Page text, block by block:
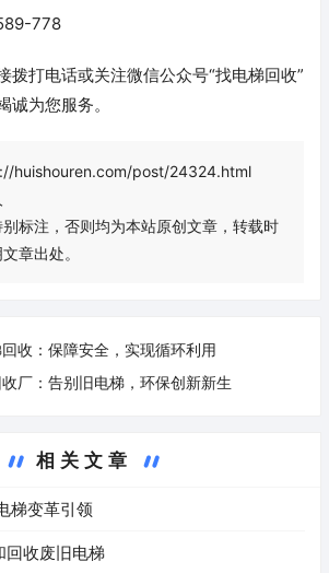
778
拨打电话或关注微信公众号“找电梯回收”
诚为您服务。
huishouren.com/post/24324.html
标注，否则均为本站原创文章，转载时
章出处。
收：保障安全，实现循环利用
厂：告别旧电梯，环保创新新生
相关文章
鹤山电梯变革引领
回收废旧电梯